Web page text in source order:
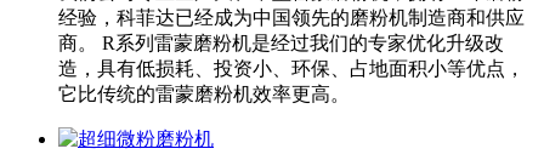
经验，科菲达已经成为中国领先的磨粉机制造商和供应
商。 R系列雷蒙磨粉机是经过我们的专家优化升级改
造，具有低损耗、投资小、环保、占地面积小等优点，
它比传统的雷蒙磨粉机效率更高。